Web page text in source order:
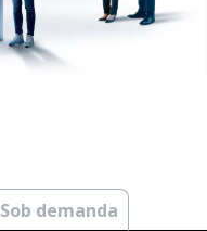
Sob demanda